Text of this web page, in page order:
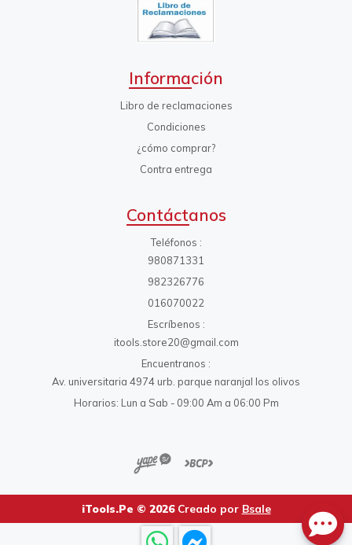
Información
Libro de reclamaciones
Condiciones
¿cómo comprar?
Contra entrega
Contáctanos
Teléfonos
980871331
982326776
016070022
Escríbenos
itools.store20@gmail.com
Encuentranos
Av. universitaria 4974 urb. parque naranjal los olivos
Horarios: Lun a Sab - 09:00 Am a 06:00 Pm
iTools.Pe © 2026Creado por Bsale